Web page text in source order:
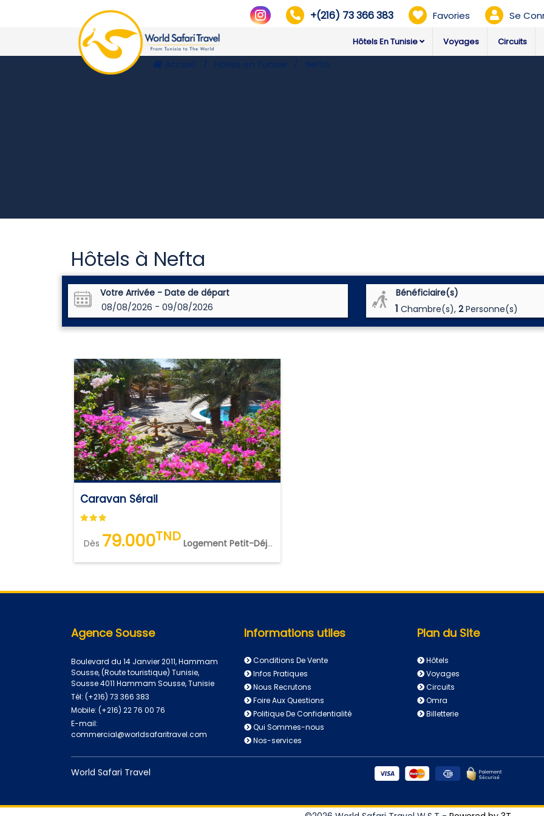
+(216) 73 366 383 Favories Se
Hôtels En Tunisie Voyages Circuits
Accueil Hôtels en Tunisie Nefta
Hôtels à Nefta
Votre Arrivée - Date de départ
08/08/2026 - 09/08/2026
Bénéficiaire(s)
1 Chambre(s), 2Personne(s)
Caravan Sérail
Dès 79.000TND Logement Petit-Déjeuner (LPD)
Agence Sousse
Boulevard du 14 Janvier 2011, Hammam
Sousse, (Route touristique) Tunisie,
Sousse 4011 Hammam Sousse, Tunisie
Tél: (+216) 73 366 383
Mobile: (+216) 22 76 00 76
E-mail:
commercial@worldsafaritravel.com
Informations utiles
Conditions De Vente
Infos Pratiques
Nous Recrutons
Foire Aux Questions
Politique De Confidentialité
Qui Sommes-nous
Nos-services
Plan du Site
Hôtels
Voyages
Circuits
Omra
Billetterie
World Safari Travel